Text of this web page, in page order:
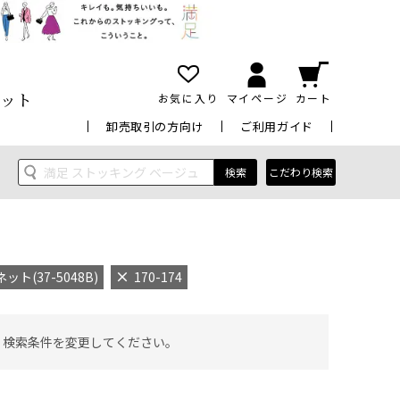
ト お気に入り マイページ カート
卸売取引の方向け ご利用ガイド
検索 こだわり検索
ット(37-5048B) 170-174
索条件を変更してください。